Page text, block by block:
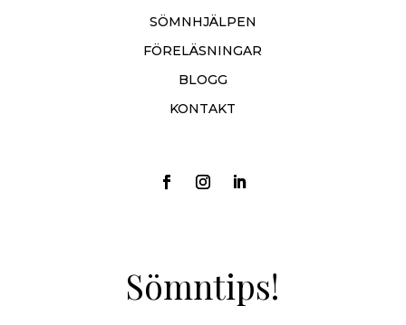
SÖMNHJÄLPEN
FÖRELÄSNINGAR
BLOGG
KONTAKT
Sömntips!